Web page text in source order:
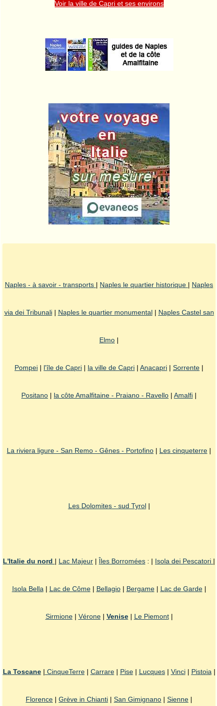
Voir la ville de Capri et ses environs
Naples - à savoir - transports | Naples le quartier historique | Naples
via dei Tribunali| Naples le quartier monumental| Naples Castel san
Elmo |
Pompei | l'île de Capri | la ville de Capri | Anacapri | Sorrente |
Positano | la côte Amalfitaine - Praiano - Ravello | Amalfi |
La riviera ligure - San Remo - Gênes - Portofino | Les cinqueterre |
Les Dolomites - sud Tyrol|
L'Italie du nord | Lac Majeur | Îles Borromées : | Isola dei Pescatori |
Isola Bella| Lac de Côme| Bellagio| Bergame| Lac de Garde|
Sirmione| Vérone| Venise| Le Piemont|
La Toscane| CinqueTerre| Carrare| Pise| Lucques| Vinci| Pistoia|
Florence | Grève in Chianti | San Gimignano | Sienne |